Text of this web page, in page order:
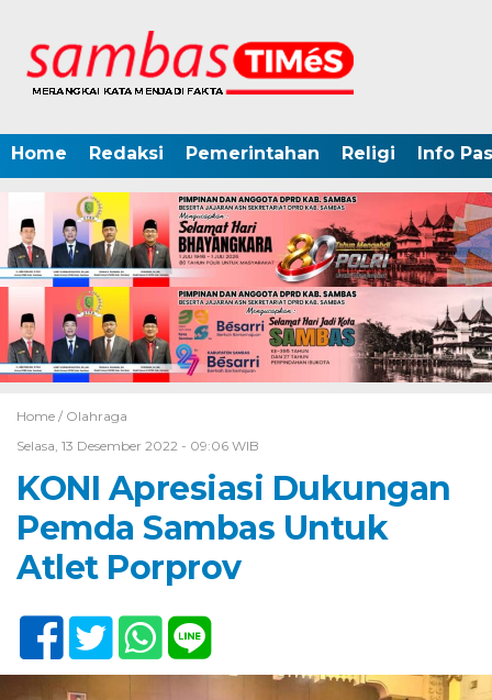
Home Redaksi Pemerintahan Religi Info
Home / Olahraga
Selasa, 13 Desember 2022 - 09:06 WIB
KONI Apresiasi Dukungan
Pemda Sambas Untuk
Atlet Porprov